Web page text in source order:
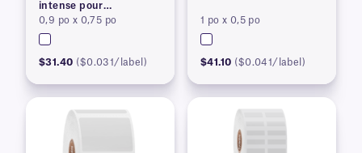
intense pour
imprimantes à transfert
thermique
0,9 po x 0,75 po
$31.40 ($0.031/label)
1 po x 0,5 po
$41.10 ($0.041/label)